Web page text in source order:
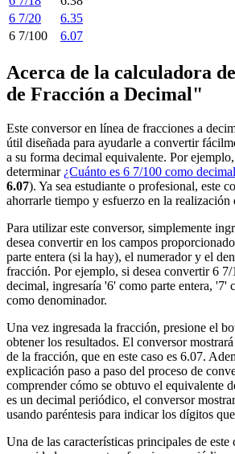
6 7/20
6.35
6 7/100
6.07
Acerca de la calculadora
de Fracción a Decimal"
Este conversor en línea de fracciones a
útil diseñada para ayudarle a convertir
a su forma decimal equivalente. Por
determinar ¿Cuánto es 6 7/100 como
6.07). Ya sea estudiante o profesional, este
ahorrarle tiempo y esfuerzo en la realización
Para utilizar este conversor, simplemente
desea convertir en los campos
parte entera (si la hay), el numerador y el
fracción. Por ejemplo, si desea convertir 6
decimal, ingresaría '6' como parte entera, '7'
como denominador.
Una vez ingresada la fracción, presione el
obtener los resultados. El conversor
de la fracción, que en este caso es 6.07.
explicación paso a paso del proceso de
comprender cómo se obtuvo el equivalente
es un decimal periódico, el conversor
usando paréntesis para indicar los dígitos
Una de las características principales de este